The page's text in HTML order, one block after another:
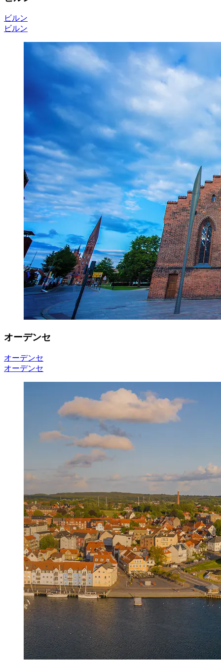
ビルン
ビルン
オーデンセ
オーデンセ
オーデンセ